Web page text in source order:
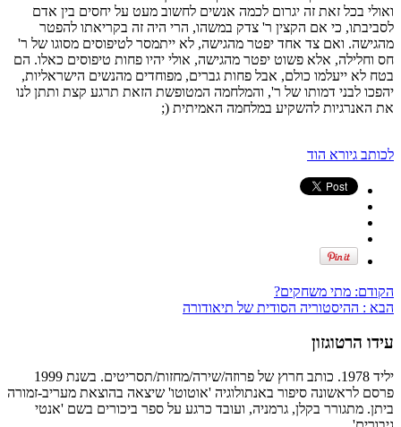
ואולי בכל זאת זה יגרום לכמה אנשים לחשוב מעט על יחסים בין אדם
לסביבתו, כי אם הקצין ר' צדק במשהו, הרי היה זה בקריאתו להפטר
מהגישה. ואם צד אחד יפטר מהגישה, לא ייתמסר לטיפוסים מסוגו של ר'
חס וחלילה, אלא פשוט יפטר מהגישה, אולי יהיו פחות טיפוסים כאלו. הם
בטח לא ייעלמו כולם, אבל פחות גברים, מפוחדים מהנשים הישראליות,
יהפכו לבני דמותו של ר', והמלחמה המטופשת הזאת תרגע קצת ותתן לנו
את האנרגיות להשקיע במלחמה האמיתית (;
לכותב גיורא הוד
הקודם: מתי משחקים?
הבא : ההיסטוריה הסודית של תיאודורה
עידו הרטוגזון
יליד 1978. כותב חרוץ של פרוזה/שירה/מחזות/תסריטים. בשנת 1999
פרסם לראשונה סיפור באנתולוגיה 'אוטוטו' שיצאה בהוצאת מעריב-זמורה
ביתן. מתגורר בקלן, גרמניה, ועובד כרגע על ספר ביכורים בשם 'אנטי